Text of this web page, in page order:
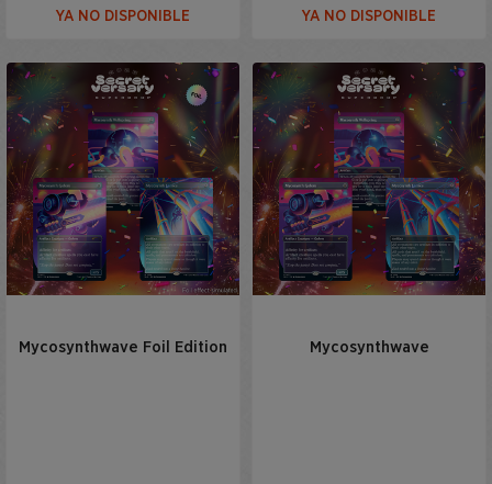
YA NO DISPONIBLE YA NO DISPONIBLE
Mycosynthwave Foil Edition Mycosynthwave